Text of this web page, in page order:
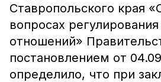
Ставропольского края
вопросах
отношений»
постановлением от
определило, что при